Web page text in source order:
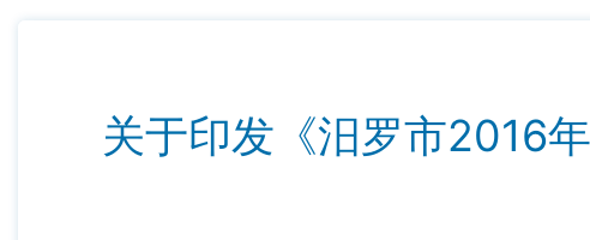
关于印发《汨罗市2016